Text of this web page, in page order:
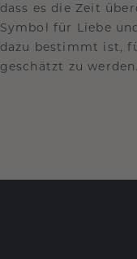
dass es die Zeit
Symbol für Liebe
dazu bestimmt ist,
geschätzt zu werden.